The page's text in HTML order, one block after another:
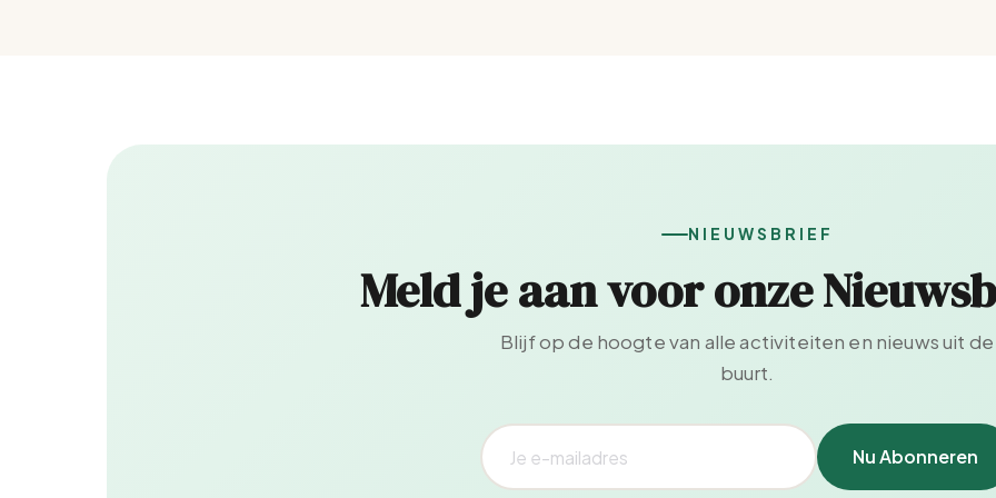
NIEUWSBRIEF
Meld je aan voor onze
Blijf op de hoogte van alle activiteiten en nieuws uit de
buurt.
Nu Abonneren